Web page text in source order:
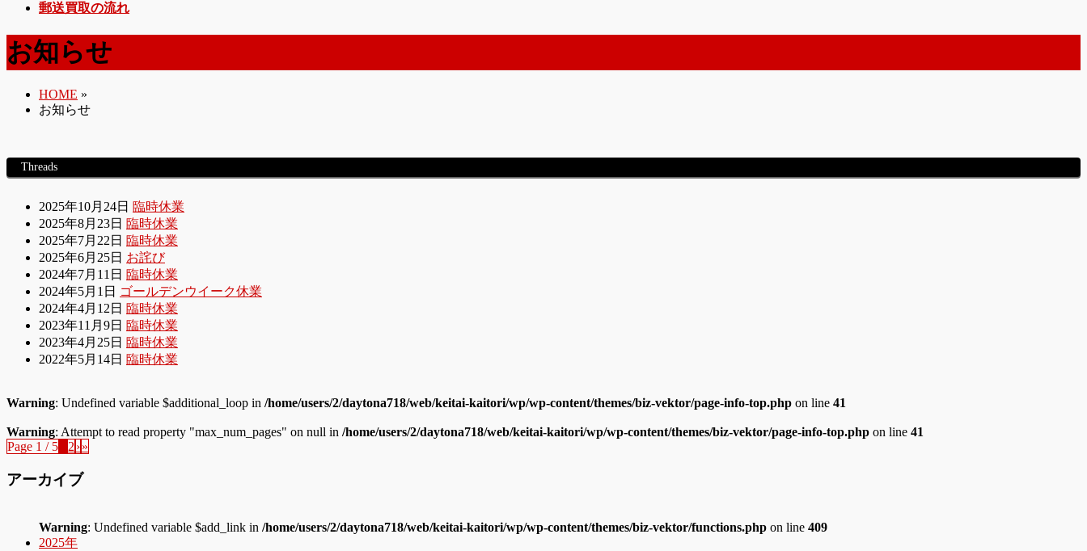
郵送買取の流れ
お知らせ
HOME »
お知らせ
Threads
2025年10月24日 臨時休業
2025年8月23日 臨時休業
2025年7月22日 臨時休業
2025年6月25日 お詫び
2024年7月11日 臨時休業
2024年5月1日 ゴールデンウイーク休業
2024年4月12日 臨時休業
2023年11月9日 臨時休業
2023年4月25日 臨時休業
2022年5月14日 臨時休業
Warning: Undefined variable $additional_loop in /home/users/2/daytona718/web/keitai-kaitori/wp/wp-content/themes/biz-vektor/page-info-top.php on line 41
Warning: Attempt to read property "max_num_pages" on null in /home/users/2/daytona718/web/keitai-kaitori/wp/wp-content/themes/biz-vektor/page-info-top.php on line 41
Page 1 / 5
2 ›»
アーカイブ
Warning: Undefined variable $add_link in /home/users/2/daytona718/web/keitai-kaitori/wp/wp-content/themes/biz-vektor/functions.php on line 409
2025年